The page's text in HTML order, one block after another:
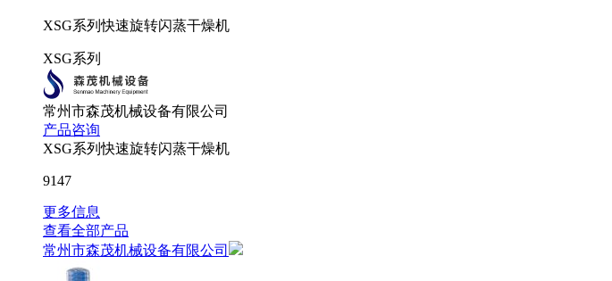
XSG系列快速旋转闪蒸干燥机
XSG系列
常州市森茂机械设备有限公司
产品咨询
XSG系列快速旋转闪蒸干燥机
9147
更多信息
查看全部产品
常州市森茂机械设备有限公司